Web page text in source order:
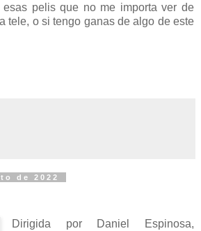
pelis que no me importa ver de
tele, o si tengo ganas de algo de este
de 2022
Dirigida por Daniel Espinosa,